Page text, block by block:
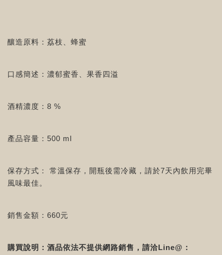
釀造原料：荔枝、蜂蜜
口感簡述：濃郁蜜香、果香四溢
酒精濃度：8 %
產品容量：500 ml
保存方式： 常溫保存，開瓶後需冷藏，請於7天內飲用完畢
風味最佳。
銷售金額：660元
購買說明：酒品依法不提供網路銷售，請洽Line@：